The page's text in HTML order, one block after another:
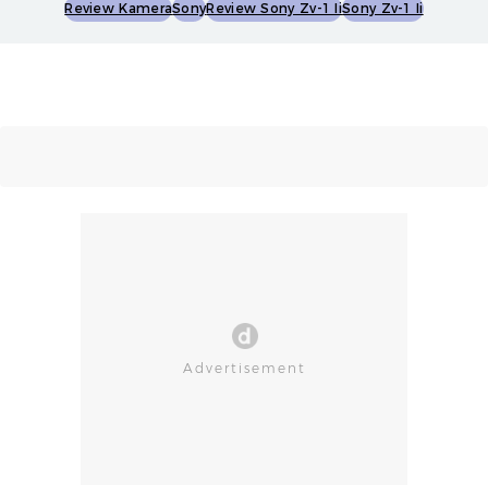
Review KameraSonyReview Sony Zv-1 IiSony Zv-1 Ii